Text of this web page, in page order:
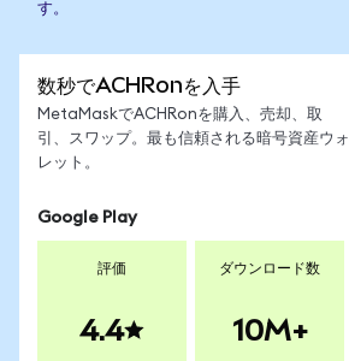
す。
数秒でACHRonを入手
MetaMaskでACHRonを購入、売却、取
引、スワップ。最も信頼される暗号資産ウォ
レット。
Google Play
評価
4.4
ダウンロード数
10M+